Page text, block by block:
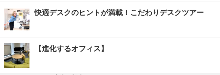
快適デスクのヒントが満載！こだわりデスクツアー
【進化するオフィス】